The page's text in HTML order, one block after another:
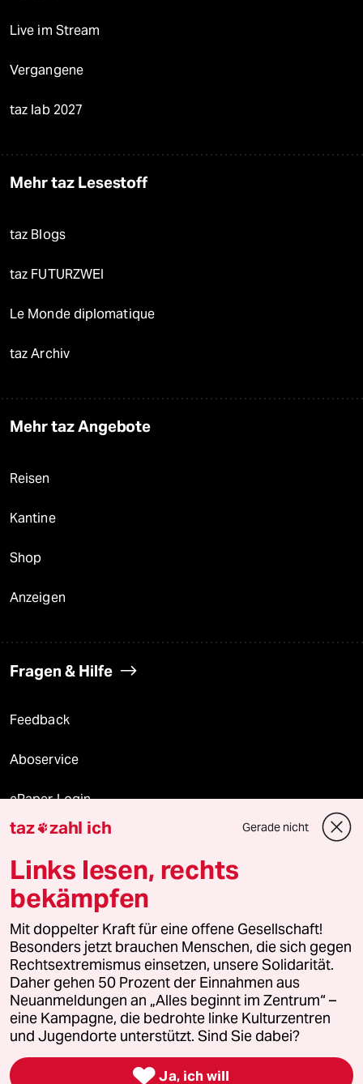
Live im Stream
Vergangene
taz lab 2027
Mehr taz Lesestoff
taz Blogs
taz FUTURZWEI
Le Monde diplomatique
taz Archiv
Mehr taz Angebote
Reisen
Kantine
Shop
Anzeigen
Fragen & Hilfe
Feedback
Aboservice
ePaper Login
Downloads für Abonnierende
© 2026 taz Verlags und Vertriebs GmbH
Alle Rechte vorbehalten. Bei rechtlichen Fragen oder für Genehmigungen
wenden Sie sich bitte an
lizenzen@taz.de
Feedback Redaktionsstatut Kommune-Richtlinien
Leitlinie Informant Datenschutz Impressum AGB
Seitenwende Einwilligungen widerrufen (Ads)
taz zahl ich Gerade nicht
Links lesen, rechts
bekämpfen
Mit doppelter Kraft für eine offene Gesellschaft!
Besonders jetzt brauchen Menschen, die sich gegen
Rechtsextremismus einsetzen, unsere Solidarität.
Daher gehen 50 Prozent der Einnahmen aus
Neuanmeldungen an „Alles beginnt im Zentrum“ –
eine Kampagne, die bedrohte linke Kulturzentren
und Jugendorte unterstützt. Sind Sie dabei?
 Ja, ich will